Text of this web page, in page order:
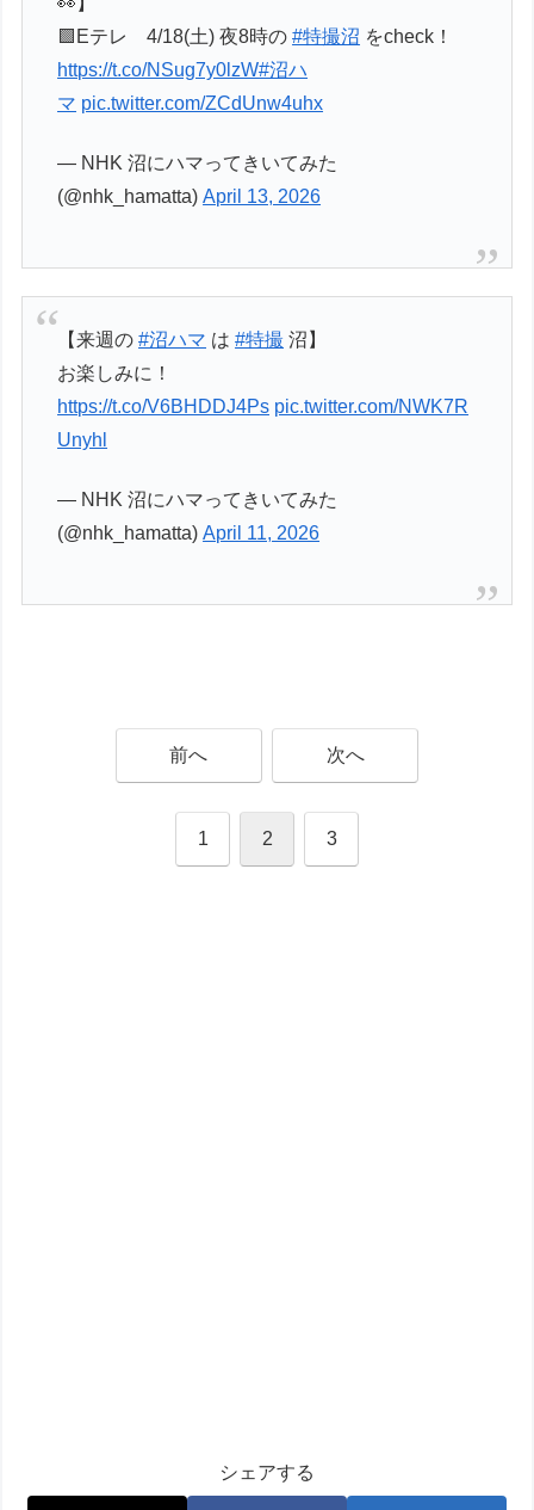
🟩Eテレ 4/18(土) 夜8時の#特撮沼 をcheck！
https://t.co/NSug7y0lzW#沼ハ
マ pic.twitter.com/ZCdUnw4uhx
— NHK 沼にハマってきいてみた
(@nhk_hamatta)April 13, 2026
【来週の#沼ハマ は#特撮 沼】
お楽しみに！
https://t.co/V6BHDDJ4Ps pic.twitter.com/NWK7R
Unyhl
— NHK 沼にハマってきいてみた
(@nhk_hamatta)April 11, 2026
前へ 次へ
1 2 3
シェアする